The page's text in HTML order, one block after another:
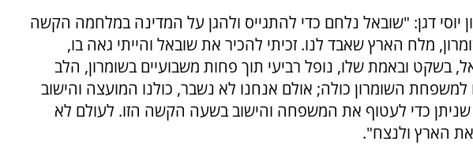
יוסי דגן: "שובאל נלחם כדי להתגייס ולהגן על המדינה במלחמה הקשה
מלח הארץ שאבד לנו. זכיתי להכיר את שובאל והייתי גאה בו,
בשקט ובאמת שלו, נופל רביעי תוך פחות משבועיים בשומרון, הלב
השומרון כולה; אולם אנחנו לא נשבר, כולנו המועצה והישוב
כדי לעטוף את המשפחה והישוב בשעה הקשה הזו. לעולם לא
את הארץ ולנצח".